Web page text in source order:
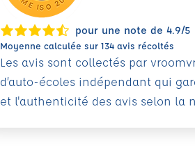
pour une note de 4.9/5
Moyenne calculée sur 134 avis récoltés
Les avis sont collectés par
d’auto-écoles indépendant qui
et l'authenticité des avis selon la